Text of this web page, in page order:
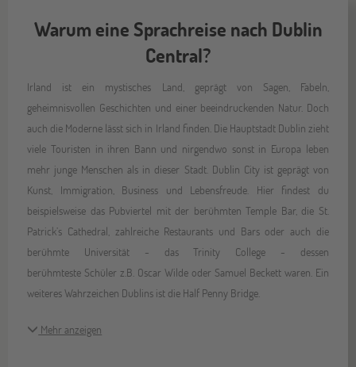
Warum eine Sprachreise nach Dublin
Central?
Irland ist ein mystisches Land, geprägt von Sagen, Fabeln,
geheimnisvollen Geschichten und einer beeindruckenden Natur. Doch
auch die Moderne lässt sich in Irland finden. Die Hauptstadt Dublin zieht
viele Touristen in ihren Bann und nirgendwo sonst in Europa leben
mehr junge Menschen als in dieser Stadt. Dublin City ist geprägt von
Kunst, Immigration, Business und Lebensfreude. Hier findest du
beispielsweise das Pubviertel mit der berühmten Temple Bar, die St.
Patrick’s Cathedral, zahlreiche Restaurants und Bars oder auch die
berühmte Universität - das Trinity College - dessen
berühmteste Schüler z.B. Oscar Wilde oder Samuel Beckett waren. Ein
weiteres Wahrzeichen Dublins ist die Half Penny Bridge.
Mehr anzeigen